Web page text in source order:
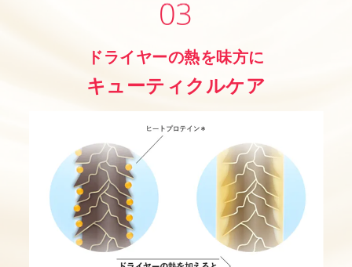
ドライヤーの熱を味方に
キューティクルケア